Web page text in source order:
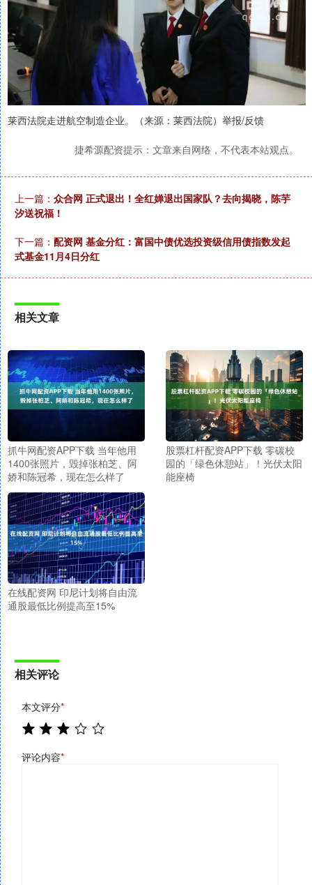
莱西法院走进航空制造企业。（来源：莱西法院）举报/反馈
捷希源配资提示：文章来自网络，不代表本站观点。
上一篇： 众合网 正式退出！全红婵退出国家队？去向揭晓，陈芋
汐送祝福！
下一篇： 配资网 基金分红：富国中债优选投资级信用债指数发起
式基金11月4日分红
相关文章
抓牛网配资APP下载 当年他用
1400张照片，毁掉张柏芝、阿
娇和陈冠希，现在怎么样了
股票杠杆配资APP下载 零碳校
园的「绿色休憩站」！光伏太阳
能座椅
在线配资网 印尼计划将自由流
通股最低比例提高至15%
相关评论
本文评分*
评论内容*